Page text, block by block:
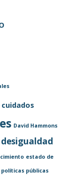
cuidados
David Hammons
desigualdad
estado de
públicas